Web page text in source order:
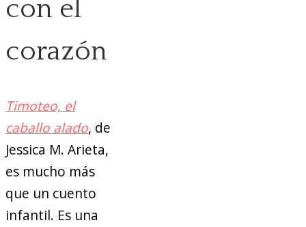
con el
corazón
Timoteo, el
caballo alado, de
Jessica M. Arieta,
es mucho más
que un cuento
infantil. Es una